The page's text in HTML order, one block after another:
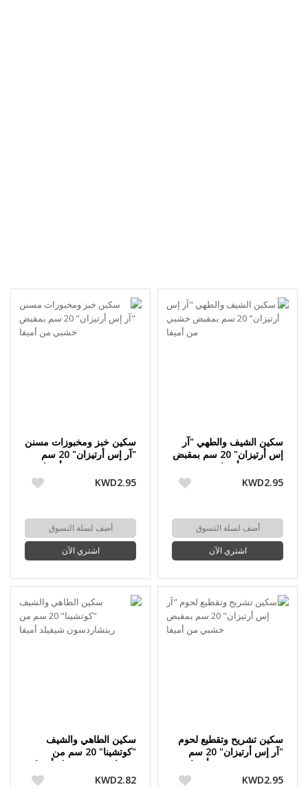
سكين الشيف والطهي "آر
إس أرتيزان" 20 سم بمقبض
خشبي من أميفا
KWD2.95
أضف لسلة التسوق
اشتري الآن
سكين خبز ومخبوزات مسنن
"آر إس أرتيزان" 20 سم
بمقبض خشبي من أميفا
KWD2.95
أضف لسلة التسوق
اشتري الآن
سكين تشريح وتقطيع لحوم
"آر إس أرتيزان" 20 سم
بمقبض خشبي من أميفا
KWD2.95
سكين الطاهي والشيف
"كوتشينا" 20 سم من
ريتشاردسون شيفيلد أميفا
KWD2.82